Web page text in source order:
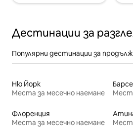
Дестинации за
Популярни дестинации за
Ню Йорк
Места за месечно наемане
Флоренция
Места за месечно наемане